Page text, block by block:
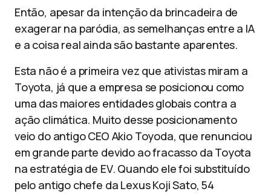
Então, apesar da intenção da brincadeira de
exagerar na paródia, as semelhanças entre a IA
e a coisa real ainda são bastante aparentes.
Esta não é a primeira vez que ativistas miram a
Toyota, já que a empresa se posicionou como
uma das maiores entidades globais contra a
ação climática. Muito desse posicionamento
veio do antigo CEO Akio Toyoda, que renunciou
em grande parte devido ao fracasso da Toyota
na estratégia de EV. Quando ele foi substituído
pelo antigo chefe da Lexus Koji Sato, 54